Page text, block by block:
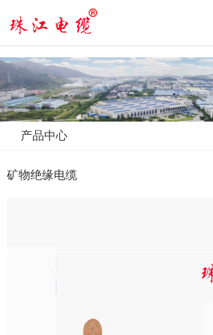
产品中心
矿物绝缘电缆